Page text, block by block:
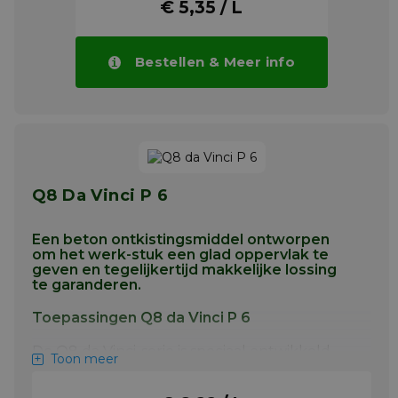
brandstofverbruik
+ Uitstekende koude startprestaties
+ Goede pompbaarheid, zelfs bij lage
temperaturen
+ Veilige bescherming tegen roest en
+ Zeer hoge oxidatiestabiliteit
lage verdamping
+ Katalysatorvriendelijk
+ Verlengt de levensduur van het
roetfilter
€ 5,35 / L
Bestellen & Meer info
Q8 Da Vinci P 6
Een beton ontkistingsmiddel ontworpen
om het werk-stuk een glad oppervlak te
geven en tegelijkertijd makkelijke lossing
te garanderen.
Toepassingen Q8 da Vinci P 6
De Q8 da Vinci-serie is speciaal ontwikkeld
voor beton ontkisting waar de olie zorgt voor
Toon meer